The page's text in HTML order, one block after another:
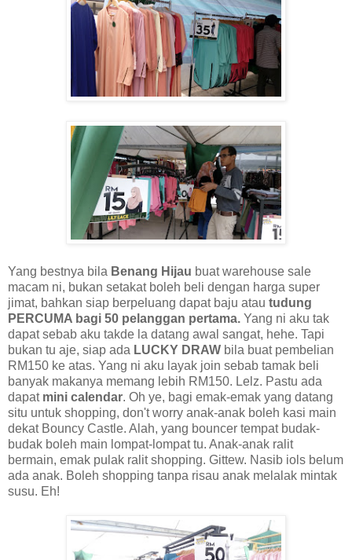
Yang bestnya bila Benang Hijau buat warehouse sale
macam ni, bukan setakat boleh beli dengan harga super
jimat, bahkan siap berpeluang dapat baju atau tudung
PERCUMA bagi 50 pelanggan pertama. Yang ni aku tak
dapat sebab aku takde la datang awal sangat, hehe. Tapi
bukan tu aje, siap ada LUCKY DRAW bila buat pembelian
RM150 ke atas. Yang ni aku layak join sebab tamak beli
banyak makanya memang lebih RM150. Lelz. Pastu ada
dapatmini calendar. Oh ye, bagi emak-emak yang datang
situ untuk shopping, don't worry anak-anak boleh kasi main
dekat Bouncy Castle. Alah, yang bouncer tempat budak-
budak boleh main lompat-lompat tu. Anak-anak ralit
bermain, emak pulak ralit shopping. Gittew. Nasib iols belum
ada anak. Boleh shopping tanpa risau anak melalak mintak
susu. Eh!